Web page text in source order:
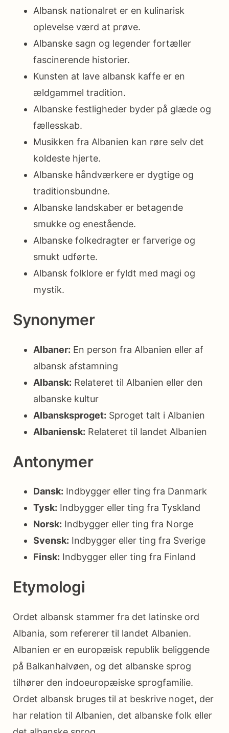
Albansk nationalret er en kulinarisk
oplevelse værd at prøve.
Albanske sagn og legender fortæller
fascinerende historier.
Kunsten at lave albansk kaffe er en
ældgammel tradition.
Albanske festligheder byder på glæde og
fællesskab.
Musikken fra Albanien kan røre selv det
koldeste hjerte.
Albanske håndværkere er dygtige og
traditionsbundne.
Albanske landskaber er betagende
smukke og enestående.
Albanske folkedragter er farverige og
smukt udførte.
Albansk folklore er fyldt med magi og
mystik.
Synonymer
Albaner: En person fra Albanien eller af
albansk afstamning
Albansk: Relateret til Albanien eller den
albanske kultur
Albansksproget: Sproget talt i Albanien
Albaniensk: Relateret til landet Albanien
Antonymer
Dansk: Indbygger eller ting fra Danmark
Tysk: Indbygger eller ting fra Tyskland
Norsk: Indbygger eller ting fra Norge
Svensk: Indbygger eller ting fra Sverige
Finsk: Indbygger eller ting fra Finland
Etymologi
Ordet albansk stammer fra det latinske ord
Albania, som refererer til landet Albanien.
Albanien er en europæisk republik beliggende
på Balkanhalvøen, og det albanske sprog
tilhører den indoeuropæiske sprogfamilie.
Ordet albansk bruges til at beskrive noget, der
har relation til Albanien, det albanske folk eller